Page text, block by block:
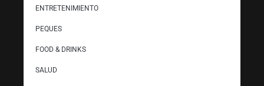
ENTRETENIMIENTO
PEQUES
FOOD & DRINKS
SALUD